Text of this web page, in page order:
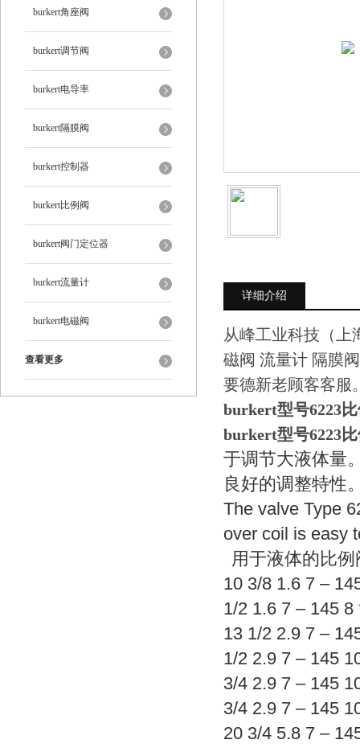
burkert角座阀
burkert调节阀
burkert电导率
burkert隔膜阀
burkert控制器
burkert比例阀
burkert阀门定位器
burkert流量计
burkert电磁阀
查看更多
详细介绍
从峰工业科技（上
磁阀 流量计 隔膜
要德新老顾客客服
burkert型号6223
burkert型号6223
于调节大液体量
良好的调整特性
The valve Type
over coil is easy
用于液体的比
10 3/8 1.6 7 –
1/2 1.6 7 – 145
13 1/2 2.9 7 –
1/2 2.9 7 – 145
3/4 2.9 7 – 145
3/4 2.9 7 – 145
20 3/4 5.8 7 –